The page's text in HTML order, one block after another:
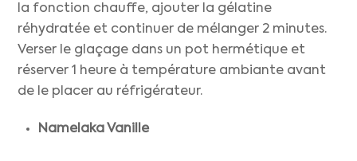
la fonction chauffe, ajouter la gélatine
réhydratée et continuer de mélanger 2 minutes.
Verser le glaçage dans un pot hermétique et
réserver 1 heure à température ambiante avant
de le placer au réfrigérateur.
Namelaka Vanille